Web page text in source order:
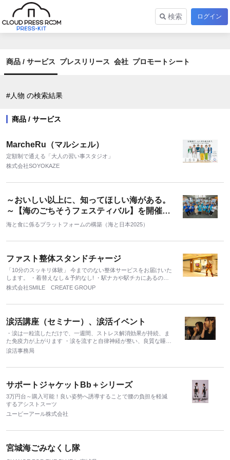
検索 ログイン
商品 / サービス プレスリリース 会社 プロモートシート
#人物 の検索結果
商品 / サービス
MarcheRu（マルシェル）
定額制で通える「大人の習い事スタジオ」
株式会社SOYOKAZE
～おいしい以上に、知ってほしい海がある。
～【海のごちそうフェスティバル】を開催し
ました！
海と食に係るプラットフォームの構築（海と日本2025）
ファスト整体スタンドチャージ
「10分のスッキリ体験」 今までのない整体サービスをお届けいた
します。 ・着替えなし＆予約なし! ・駅ナカや駅チカにあるので
便利! ・時短ケアのプロ ・外国の観光客にも大人気！ ・行列の整
株式会社SMILE CREATE GROUP
涙活講座（セミナー）、涙活イベント
・涙は一粒流しただけで、一週間、ストレス解消効果が持続、ま
た免疫力が上がります ・涙を流すと自律神経が整い、良質な睡眠
がとれます ・涙は美容にもよい ・会社組織のチームビルディン
涙活事務局
サポートジャケットBb＋シリーズ
3万円台～購入可能！良い姿勢へ誘導することで腰の負担を軽減
するアシストスーツ
ユーピーアール株式会社
宮城海ごみなくし隊